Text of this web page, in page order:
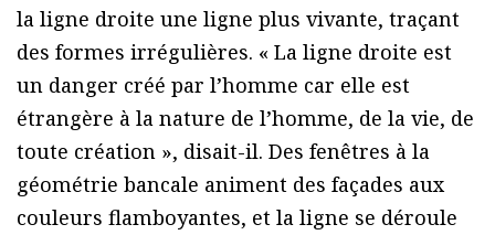
la ligne droite une ligne plus vivante, traçant
des formes irrégulières. « La ligne droite est
un danger créé par l’homme car elle est
étrangère à la nature de l’homme, de la vie, de
toute création », disait-il. Des fenêtres à la
géométrie bancale animent des façades aux
couleurs flamboyantes, et la ligne se déroule